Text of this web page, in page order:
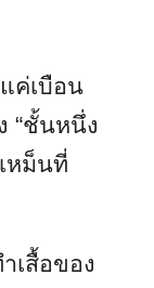
ค่เบือน
“ชั้นหนึ่ง
หม็นที่
เสื้อของ